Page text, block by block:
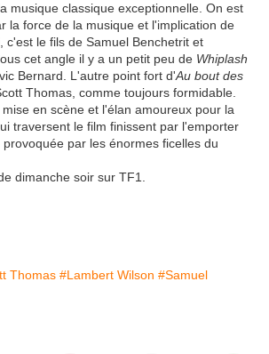
musique classique exceptionnelle. On est
la force de la musique et l'implication de
c'est le fils de Samuel Benchetrit et
cet angle il y a un petit peu de Whiplash
Bernard. L'autre point fort d'Au bout des
Thomas, comme toujours formidable.
en scène et l'élan amoureux pour la
traversent le film finissent par l'emporter
par les énormes ficelles du
dimanche soir sur TF1.
Thomas #Lambert Wilson #Samuel